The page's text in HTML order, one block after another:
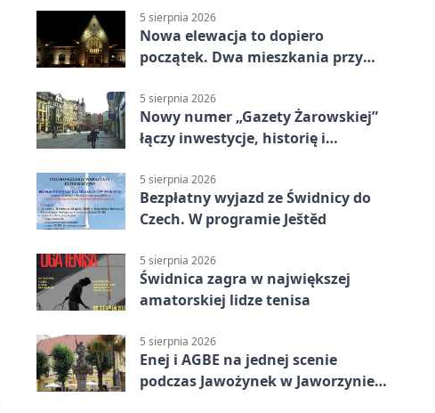
5 sierpnia 2026
Nowa elewacja to dopiero
początek. Dwa mieszkania przy
5 sierpnia 2026
Nowy numer „Gazety Żarowskiej”
łączy inwestycje, historię i
5 sierpnia 2026
Bezpłatny wyjazd ze Świdnicy do
Czech. W programie Ještěd
5 sierpnia 2026
Świdnica zagra w największej
amatorskiej lidze tenisa
5 sierpnia 2026
Enej i AGBE na jednej scenie
podczas Jawożynek w Jaworzynie